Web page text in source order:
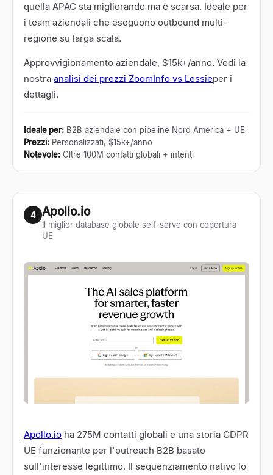
quella APAC sta migliorando ma è scarsa. Ideale per
i team aziendali che eseguono outbound multi-
regione su larga scala.
Approvvigionamento aziendale, $15k+/anno. Vedi la
nostra analisi dei prezzi ZoomInfo vs Lessieper i
dettagli.
Ideale per: B2B aziendale con pipeline Nord America + UE
Prezzi: Personalizzati, $15k+/anno
Notevole: Oltre 100M contatti globali + intenti
4 Apollo.io
Il miglior database globale self-serve con copertura
UE
Apollo.io ha 275M contatti globali e una storia GDPR
UE funzionante per l'outreach B2B basato
sull'interesse legittimo. Il sequenziamento nativo lo